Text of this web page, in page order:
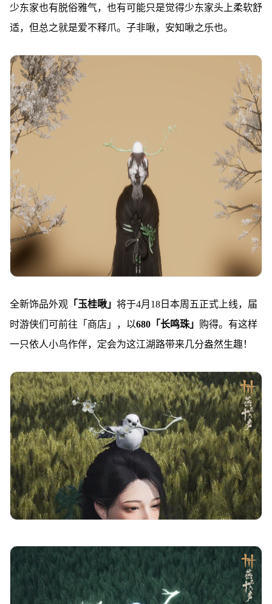
少东家也有脱俗雅气，也有可能只是觉得少东家头上柔软舒
适，但总之就是爱不释爪。子非啾，安知啾之乐也。
全新饰品外观「玉桂啾」 将于4月18日本周五正式上线，届
时游侠们可前往「商店」，以680「长鸣珠」 购得。有这样
一只依人小鸟作伴，定会为这江湖路带来几分盎然生趣！